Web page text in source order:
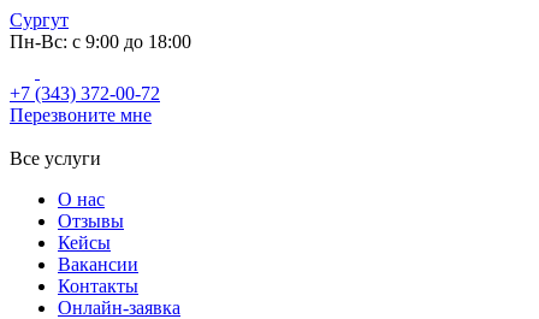
Сургут
Пн-Вс: с 9:00 до 18:00
+7 (343) 372-00-72
Перезвоните мне
Все услуги
О нас
Отзывы
Кейсы
Вакансии
Контакты
Онлайн-заявка